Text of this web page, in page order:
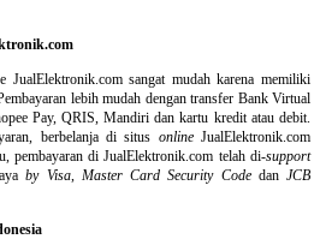
JualElektronik.com sangat mudah karena memiliki
lebih mudah dengan transfer Bank Virtual
Pay, QRIS, Mandiri dan kartu kredit atau debit.
berbelanja di situs onlineJualElektronik.com
pembayaran di JualElektronik.com telah di-support
by Visa, Master Card Security Codedan JCB